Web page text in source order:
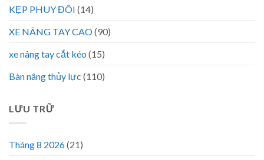
KẸP PHUY ĐÔI (14)
XE NÂNG TAY CAO(90)
xe nâng tay cắt kéo (15)
Bàn nâng thủy lực (110)
LƯU TRỮ
Tháng 8 2026(21)